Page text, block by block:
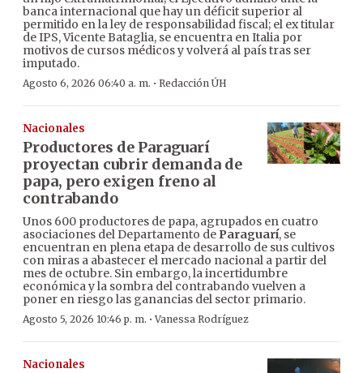
banca internacional que hay un déficit superior al
permitido en la ley de responsabilidad fiscal; el ex titular
de IPS, Vicente Bataglia, se encuentra en Italia por
motivos de cursos médicos y volverá al país tras ser
imputado.
Agosto 6, 2026 06:40 a. m. · Redacción ÚH
Nacionales
Productores de Paraguarí
proyectan cubrir demanda de
papa, pero exigen freno al
contrabando
Unos 600 productores de papa, agrupados en cuatro
asociaciones del Departamento de Paraguarí, se
encuentran en plena etapa de desarrollo de sus cultivos
con miras a abastecer el mercado nacional a partir del
mes de octubre. Sin embargo, la incertidumbre
económica y la sombra del contrabando vuelven a
poner en riesgo las ganancias del sector primario.
Agosto 5, 2026 10:46 p. m. ·Vanessa Rodríguez
Nacionales